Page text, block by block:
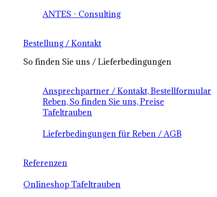
ANTES - Consulting
Bestellung / Kontakt
So finden Sie uns / Lieferbedingungen
Ansprechpartner / Kontakt, Bestellformular
Reben, So finden Sie uns, Preise
Tafeltrauben
Lieferbedingungen für Reben / AGB
Referenzen
Onlineshop Tafeltrauben